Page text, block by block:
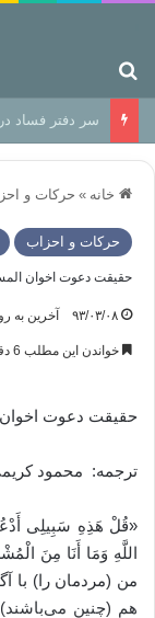
سر دفتر فساد
خانه » حركات و
حركات و احزاب
حقیقت دعوت اخوان
۹۳/۰۳/۰۸ آخرین به روز
خواندن این مطلب 6 دقیقه زمان میبرد
حقیقت دعوت
ترجمه: محمود
«قُلْ هَذِهِ سَبِیلِی
من (مردمان را) با
هم (چنین